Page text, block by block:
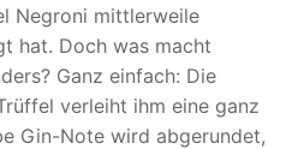
Negroni mittlerweile
hat. Doch was macht
Ganz einfach: Die
verleiht ihm eine ganz
Gin-Note wird abgerundet,